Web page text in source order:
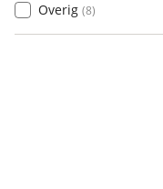
Overig (8)